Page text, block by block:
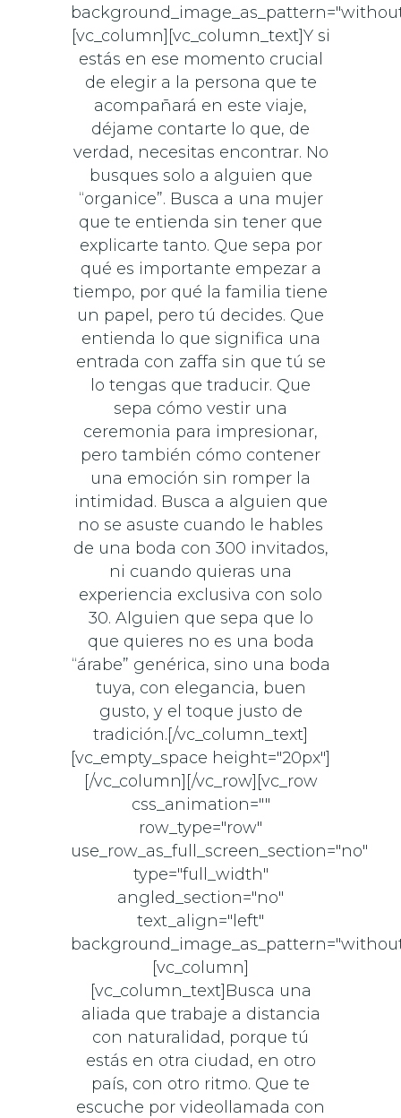
[vc_column][vc_column_text]Y si
estás en ese momento crucial
de elegir a la persona que te
acompañará en este viaje,
déjame contarte lo que, de
verdad, necesitas encontrar. No
busques solo a alguien que
“organice”. Busca a una mujer
que te entienda sin tener que
explicarte tanto. Que sepa por
qué es importante empezar a
tiempo, por qué la familia tiene
un papel, pero tú decides. Que
entienda lo que significa una
entrada con zaffa sin que tú se
lo tengas que traducir. Que
sepa cómo vestir una
ceremonia para impresionar,
pero también cómo contener
una emoción sin romper la
intimidad. Busca a alguien que
no se asuste cuando le hables
de una boda con 300 invitados,
ni cuando quieras una
experiencia exclusiva con solo
30. Alguien que sepa que lo
que quieres no es una boda
“árabe” genérica, sino una boda
tuya, con elegancia, buen
gusto, y el toque justo de
tradición.[/vc_column_text]
[vc_empty_space height="20px"]
[/vc_column][/vc_row][vc_row
css_animation=""
row_type="row"
use_row_as_full_screen_section="no"
type="full_width"
angled_section="no"
text_align="left"
[vc_column]
[vc_column_text]Busca una
aliada que trabaje a distancia
con naturalidad, porque tú
estás en otra ciudad, en otro
país, con otro ritmo. Que te
escuche por videollamada con